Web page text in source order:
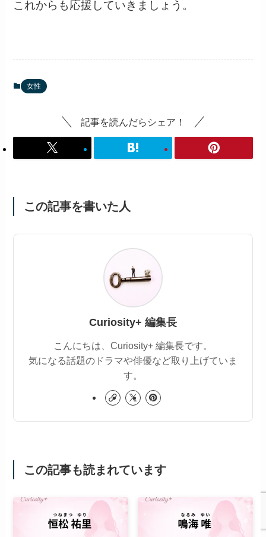
これからも応援していきましょう。
女性
記事を読んだらシェア！
この記事を書いた人
Curiosity+ 編集長
こんにちは、Curiosity+ 編集長です。
気になる話題のドラマや俳優など取り上げていま
す。
この記事も読まれています